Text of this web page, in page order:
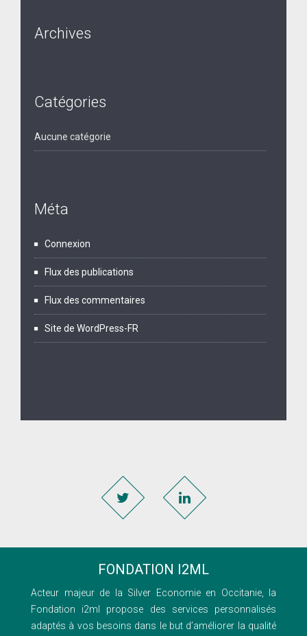
Archives
Catégories
Aucune catégorie
Méta
Connexion
Flux des publications
Flux des commentaires
Site de WordPress-FR
FONDATION I2ML
Acteur majeur de la Silver Economie en Occitanie, la
Fondation i2ml propose des services personnalisés
adaptés à vos besoins dans le but d’améliorer la qualité